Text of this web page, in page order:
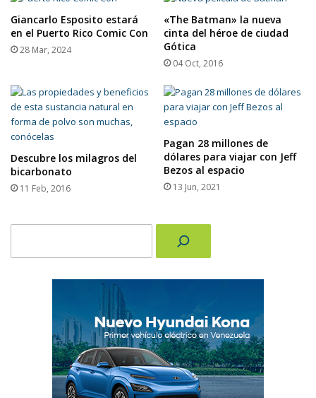
Giancarlo Esposito estará
en el Puerto Rico Comic Con
28 Mar, 2024
«The Batman» la nueva
cinta del héroe de ciudad
Gótica
04 Oct, 2016
Descubre los milagros del
bicarbonato
11 Feb, 2016
Pagan 28 millones de
dólares para viajar con Jeff
Bezos al espacio
13 Jun, 2021